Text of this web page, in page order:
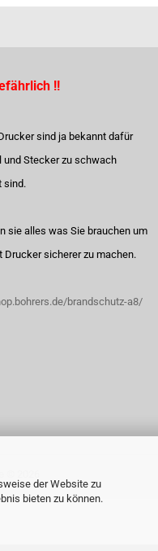
der Website zu
bieten zu können.
!!
sind ja bekannt dafür
und Stecker zu schwach
sind.
sie alles was Sie brauchen um
Drucker sicherer zu machen.
brandschutz-a8/